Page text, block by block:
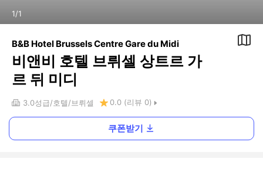
1/1
B&B Hotel Brussels Centre Gare du Midi
비앤비 호텔 브뤼셀 상트르 가
르 뒤 미디
3.0성급 호텔 브뤼셀 0.0 (리뷰 0)
쿠폰받기